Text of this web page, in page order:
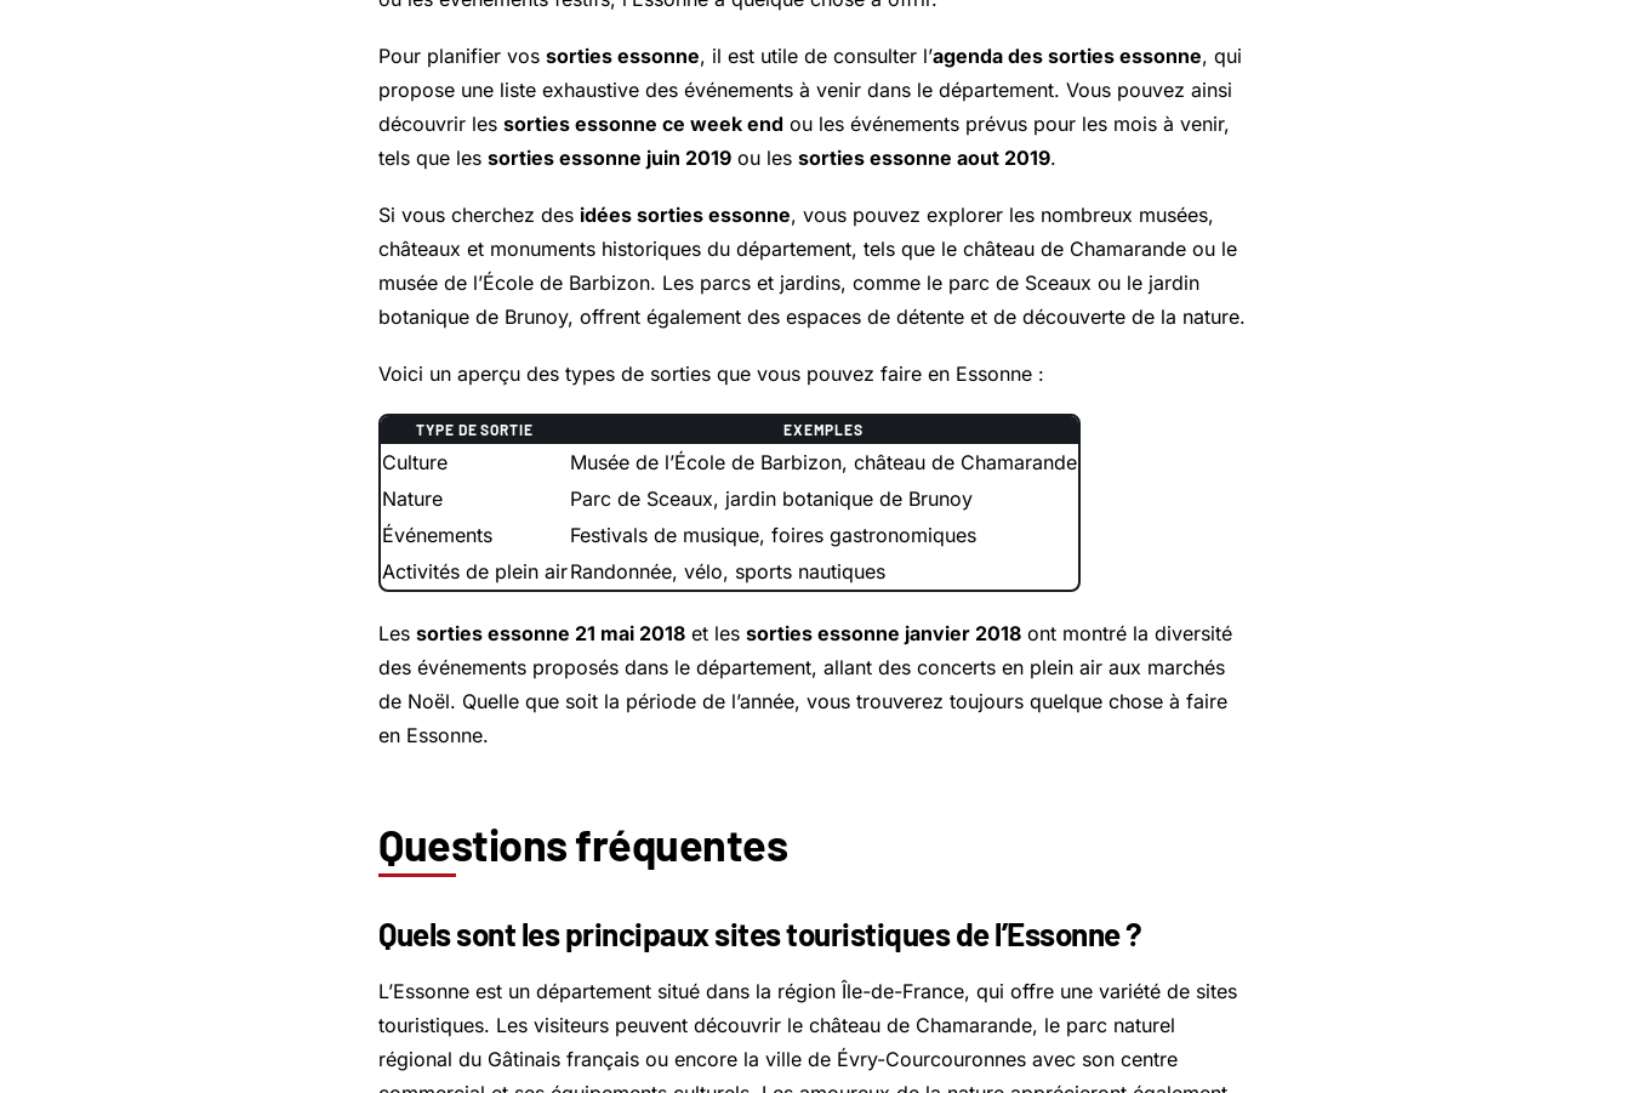
Pour planifier vos sorties essonne, il est utile de consulter l’agenda des sorties essonne, qui
propose une liste exhaustive des événements à venir dans le département. Vous pouvez ainsi
découvrir les sorties essonne ce week end ou les événements prévus pour les mois à venir,
tels que les sorties essonne juin 2019 ou les sorties essonne aout 2019.
Si vous cherchez des idées sorties essonne, vous pouvez explorer les nombreux musées,
châteaux et monuments historiques du département, tels que le château de Chamarande ou le
musée de l’École de Barbizon. Les parcs et jardins, comme le parc de Sceaux ou le jardin
botanique de Brunoy, offrent également des espaces de détente et de découverte de la nature.
Voici un aperçu des types de sorties que vous pouvez faire en Essonne :
TYPE DE SORTIE EXEMPLES
Culture
Musée de l’École de Barbizon, château de Chamarande
Nature
Parc de Sceaux, jardin botanique de Brunoy
Événements
Festivals de musique, foires gastronomiques
Activités de plein airRandonnée, vélo, sports nautiques
Les sorties essonne 21 mai 2018 et les sorties essonne janvier 2018 ont montré la diversité
des événements proposés dans le département, allant des concerts en plein air aux marchés
de Noël. Quelle que soit la période de l’année, vous trouverez toujours quelque chose à faire
en Essonne.
Questions fréquentes
Quels sont les principaux sites touristiques de l’Essonne ?
L’Essonne est un département situé dans la région Île-de-France, qui offre une variété de sites
touristiques. Les visiteurs peuvent découvrir le château de Chamarande, le parc naturel
régional du Gâtinais français ou encore la ville de Évry-Courcouronnes avec son centre